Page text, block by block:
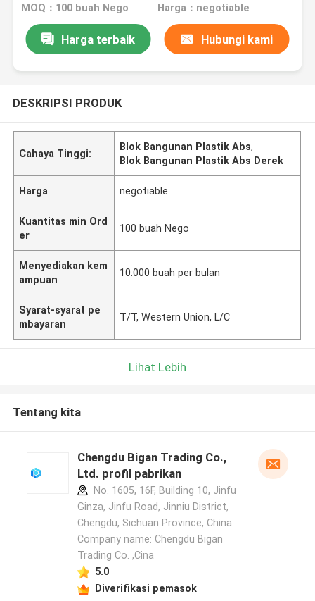
MOQ：100 buah Nego Harga：negotiable
Harga terbaik Hubungi kami
DESKRIPSI PRODUK
Cahaya Tinggi:
Blok Bangunan Plastik Abs,
Blok Bangunan Plastik Abs Derek
Harga negotiable
Kuantitas min Ord
er
100 buah Nego
Menyediakan kem
ampuan
10.000 buah per bulan
Syarat-syarat pe
mbayaran
T/T, Western Union, L/C
Lihat Lebih
Tentang kita
Chengdu Bigan Trading Co.,
Ltd. profil pabrikan
No. 1605, 16F, Building 10, Jinfu
Ginza, Jinfu Road, Jinniu District,
Chengdu, Sichuan Province, China
Company name: Chengdu Bigan
Trading Co. ,Cina
5.0
Diverifikasi pemasok